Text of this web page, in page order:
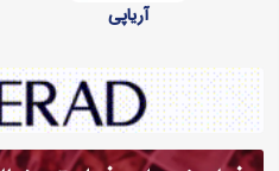
آریاپی